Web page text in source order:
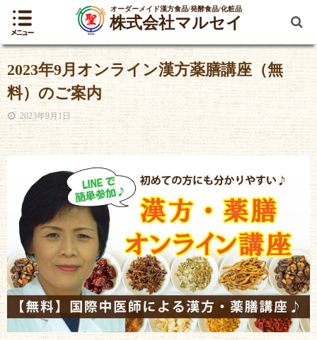
オーダーメイド漢方食品/発酵食品/化粧品
株式会社マルセイ
2023年9月オンライン漢方薬膳講座（無
料）のご案内
2023年9月1日